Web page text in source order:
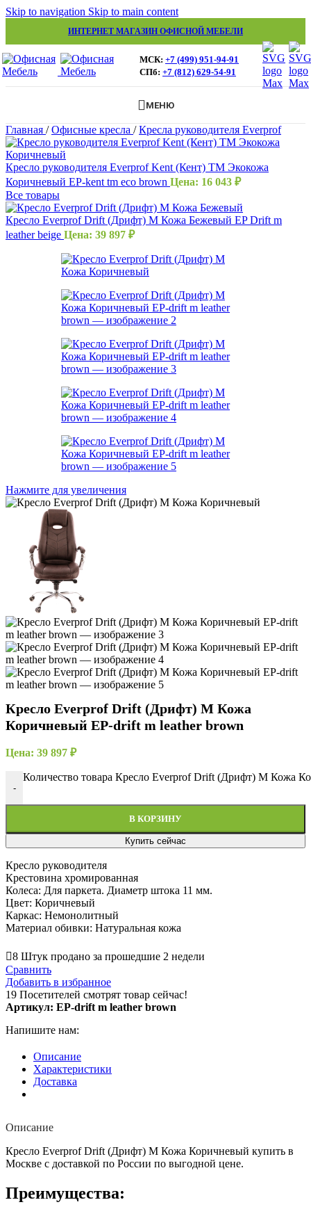
Skip to navigation Skip to main content
ИНТЕРНЕТ МАГАЗИН ОФИСНОЙ МЕБЕЛИ
МСК: +7 (499) 951-94-91
СПб: +7 (812) 629-54-91
МЕНЮ
Главная / Офисные кресла / Кресла руководителя Everprof
Кресло руководителя Everprof Kent (Кент) TM Экокожа
Коричневый EP-kent tm eco brown Цена: 16 043 ₽
Все товары
Кресло Everprof Drift (Дрифт) M Кожа Бежевый EP Drift m
leather beige Цена: 39 897 ₽
Нажмите для увеличения
Кресло Everprof Drift (Дрифт) M Кожа
Коричневый EP-drift m leather brown
Цена: 39 897 ₽
-
Количество товара Кресло Everprof Drift (Дрифт) M Кожа
В КОРЗИНУ
Купить сейчас
Кресло руководителя
Крестовина хромированная
Колеса: Для паркета. Диаметр штока 11 мм.
Цвет: Коричневый
Каркас: Немонолитный
Материал обивки: Натуральная кожа
8 Штук продано за прошедшие 2 недели
Сравнить
Добавить в избранное
19 Посетителей смотрят товар сейчас!
Артикул: EP-drift m leather brown
Напишите нам:
Описание
Характеристики
Доставка
Описание
Кресло Everprof Drift (Дрифт) M Кожа Коричневый купить в
Москве с доставкой по России по выгодной цене.
Преимущества: